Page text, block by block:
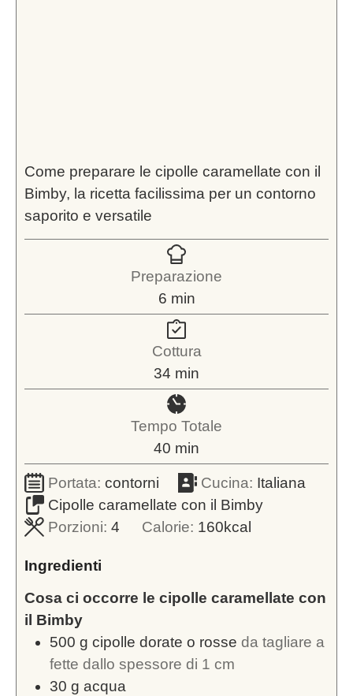
Come preparare le cipolle caramellate con il
Bimby, la ricetta facilissima per un contorno
saporito e versatile
Preparazione
6minuti
min
Cottura
34 minuti
min
Tempo Totale
40 minuti
min
Portata: contorni Cucina: Italiana
Cipolle caramellate con il Bimby
Porzioni: 4 Calorie: 160kcal
Ingredienti
Cosa ci occorre le cipolle caramellate con
il Bimby
500 g cipolle dorate o rosse da tagliare a
fette dallo spessore di 1 cm
30 g acqua